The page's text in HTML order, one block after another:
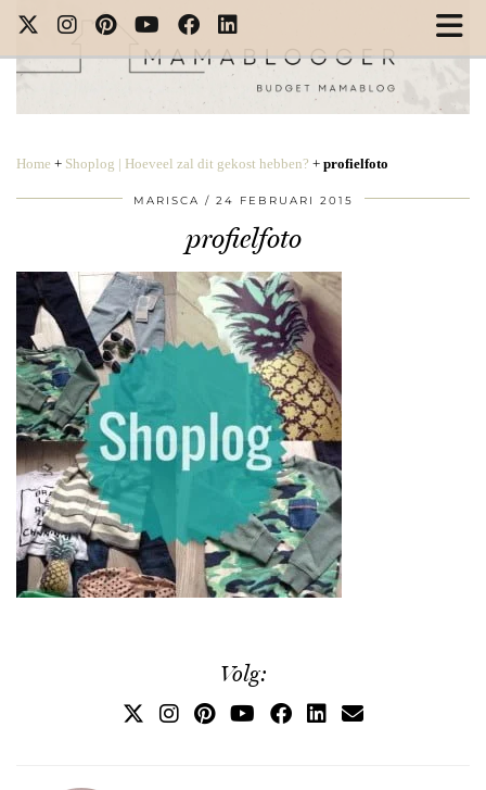
Home + Shoplog | Hoeveel zal dit gekost hebben? + profielfoto
MARISCA 24 FEBRUARI 2015
profielfoto
Volg: